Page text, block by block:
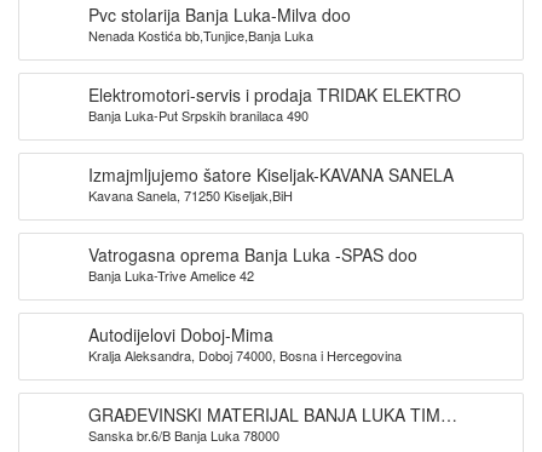
Pvc stolarija Banja Luka-Milva doo
Nenada Kostića bb,Tunjice,Banja Luka
Elektromotori-servis i prodaja TRIDAK ELEKTRO
Banja Luka-Put Srpskih branilaca 490
Izmajmljujemo šatore Kiseljak-KAVANA SANELA
Kavana Sanela, 71250 Kiseljak,BiH
Vatrogasna oprema Banja Luka -SPAS doo
Banja Luka-Trive Amelice 42
Autodijelovi Doboj-Mima
Kralja Aleksandra, Doboj 74000, Bosna i Hercegovina
GRAĐEVINSKI MATERIJAL BANJA LUKA TIM
PROMET DOO
Sanska br.6/B Banja Luka 78000